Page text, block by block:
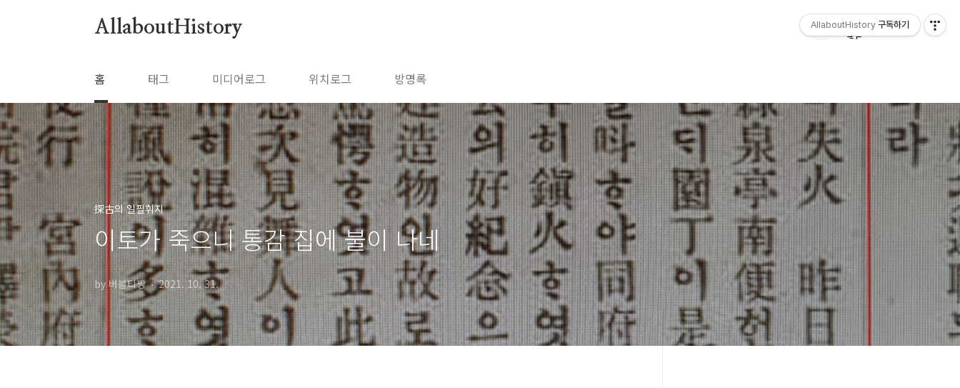
AllaboutHistory
홈 태그 미디어로그 위치로그 방명록
探古의 일필휘지
이토가 죽으니 통감 집에 불이 나네
by 버블티짱 2021. 10. 31.
AllaboutHistory 구독하기